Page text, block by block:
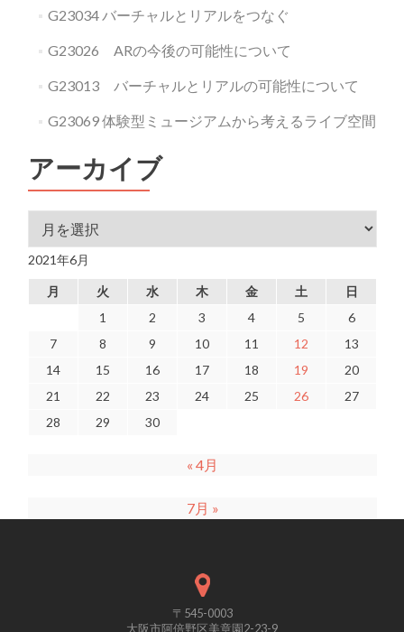
G23034 バーチャルとリアルをつなぐ
G23026 ARの今後の可能性について
G23013 バーチャルとリアルの可能性について
G23069 体験型ミュージアムから考えるライブ空間
アーカイブ
アーカイブ
2021年6月
月 火 水 木 金 土
日
1
2 3 4 5
6
7
8 9 10 11 12
13
14
15 16 17 18 19
20
21
22 23 24 25 26
27
28
29 30
« 4月
7月 »
〒545-0003
大阪市阿倍野区美章園2-23-9